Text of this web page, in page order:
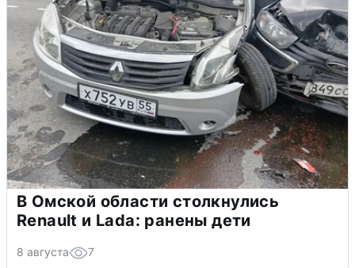
В Омской области столкнулись
Renault и Lada: ранены дети
8 августа 7